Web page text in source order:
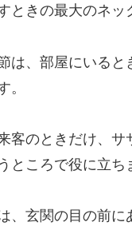
ときの最大のネッ
は、部屋にいる
。
客のときだけ、
ところで役に立ち
、玄関の目の前